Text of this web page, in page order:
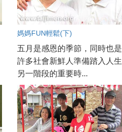
媽媽FUN輕鬆(下)
五月是感恩的季節，同時也是
許多社會新鮮人準備踏入人生
另一階段的重要時...